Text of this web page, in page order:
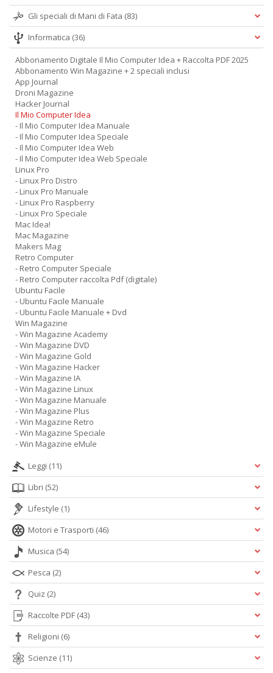
Gli speciali di Mani di Fata (83)
Informatica (36)
Abbonamento Digitale Il Mio Computer Idea + Raccolta PDF 2025
Abbonamento Win Magazine + 2 speciali inclusi
App Journal
Droni Magazine
Hacker Journal
Il Mio Computer Idea
- Il Mio Computer Idea Manuale
- Il Mio Computer Idea Speciale
- Il Mio Computer Idea Web
- Il Mio Computer Idea Web Speciale
Linux Pro
- Linux Pro Distro
- Linux Pro Manuale
- Linux Pro Raspberry
- Linux Pro Speciale
Mac Idea!
Mac Magazine
Makers Mag
Retro Computer
- Retro Computer Speciale
- Retro Computer raccolta Pdf (digitale)
Ubuntu Facile
- Ubuntu Facile Manuale
- Ubuntu Facile Manuale + Dvd
Win Magazine
- Win Magazine Academy
- Win Magazine DVD
- Win Magazine Gold
- Win Magazine Hacker
- Win Magazine IA
- Win Magazine Linux
- Win Magazine Manuale
- Win Magazine Plus
- Win Magazine Retro
- Win Magazine Speciale
- Win Magazine eMule
Leggi (11)
Libri (52)
Lifestyle (1)
Motori e Trasporti (46)
Musica (54)
Pesca (2)
Quiz (2)
Raccolte PDF (43)
Religioni (6)
Scienze (11)